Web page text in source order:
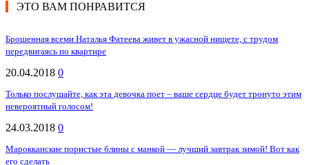
ЭТО ВАМ ПОНРАВИТСЯ
Брошенная всеми Наталья Фатеева живет в ужасной нищете, с трудом
передвигаясь по квартире
20.04.2018 0
Только послушайте, как эта девочка поет – ваше сердце будет тронуто этим
невероятный голосом!
24.03.2018 0
Марокканские пористые блины с манкой — лучший завтрак зимой! Вот как
его сделать